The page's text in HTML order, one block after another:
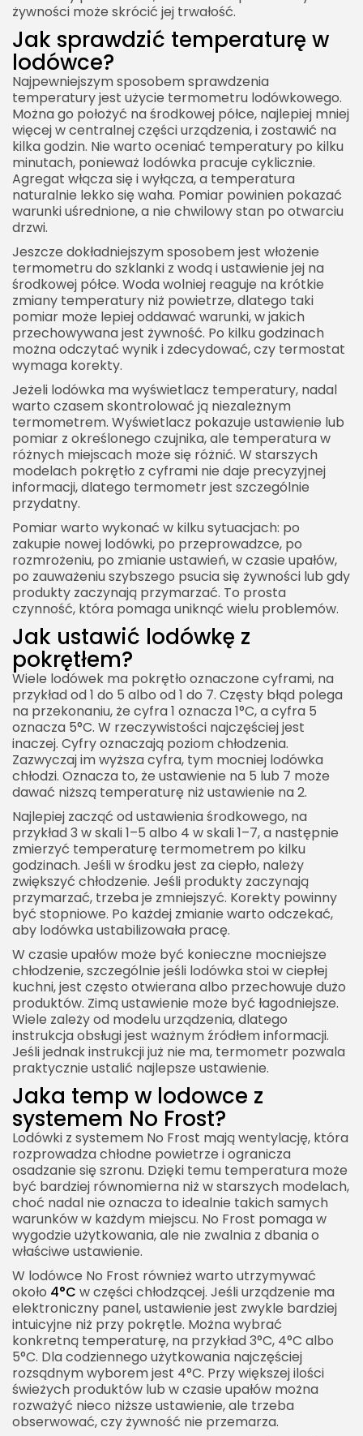
żywności może skrócić jej trwałość.
Jak sprawdzić temperaturę w
lodówce?
Najpewniejszym sposobem sprawdzenia
temperatury jest użycie termometru lodówkowego.
Można go położyć na środkowej półce, najlepiej mniej
więcej w centralnej części urządzenia, i zostawić na
kilka godzin. Nie warto oceniać temperatury po kilku
minutach, ponieważ lodówka pracuje cyklicznie.
Agregat włącza się i wyłącza, a temperatura
naturalnie lekko się waha. Pomiar powinien pokazać
warunki uśrednione, a nie chwilowy stan po otwarciu
drzwi.
Jeszcze dokładniejszym sposobem jest włożenie
termometru do szklanki z wodą i ustawienie jej na
środkowej półce. Woda wolniej reaguje na krótkie
zmiany temperatury niż powietrze, dlatego taki
pomiar może lepiej oddawać warunki, w jakich
przechowywana jest żywność. Po kilku godzinach
można odczytać wynik i zdecydować, czy termostat
wymaga korekty.
Jeżeli lodówka ma wyświetlacz temperatury, nadal
warto czasem skontrolować ją niezależnym
termometrem. Wyświetlacz pokazuje ustawienie lub
pomiar z określonego czujnika, ale temperatura w
różnych miejscach może się różnić. W starszych
modelach pokrętło z cyframi nie daje precyzyjnej
informacji, dlatego termometr jest szczególnie
przydatny.
Pomiar warto wykonać w kilku sytuacjach: po
zakupie nowej lodówki, po przeprowadzce, po
rozmrożeniu, po zmianie ustawień, w czasie upałów,
po zauważeniu szybszego psucia się żywności lub gdy
produkty zaczynają przymarzać. To prosta
czynność, która pomaga uniknąć wielu problemów.
Jak ustawić lodówkę z
pokrętłem?
Wiele lodówek ma pokrętło oznaczone cyframi, na
przykład od 1 do 5 albo od 1 do 7. Częsty błąd polega
na przekonaniu, że cyfra 1 oznacza 1°C, a cyfra 5
oznacza 5°C. W rzeczywistości najczęściej jest
inaczej. Cyfry oznaczają poziom chłodzenia.
Zazwyczaj im wyższa cyfra, tym mocniej lodówka
chłodzi. Oznacza to, że ustawienie na 5 lub 7 może
dawać niższą temperaturę niż ustawienie na 2.
Najlepiej zacząć od ustawienia środkowego, na
przykład 3 w skali 1–5 albo 4 w skali 1–7, a następnie
zmierzyć temperaturę termometrem po kilku
godzinach. Jeśli w środku jest za ciepło, należy
zwiększyć chłodzenie. Jeśli produkty zaczynają
przymarzać, trzeba je zmniejszyć. Korekty powinny
być stopniowe. Po każdej zmianie warto odczekać,
aby lodówka ustabilizowała pracę.
W czasie upałów może być konieczne mocniejsze
chłodzenie, szczególnie jeśli lodówka stoi w ciepłej
kuchni, jest często otwierana albo przechowuje dużo
produktów. Zimą ustawienie może być łagodniejsze.
Wiele zależy od modelu urządzenia, dlatego
instrukcja obsługi jest ważnym źródłem informacji.
Jeśli jednak instrukcji już nie ma, termometr pozwala
praktycznie ustalić najlepsze ustawienie.
Jaka temp w lodowce z
systemem No Frost?
Lodówki z systemem No Frost mają wentylację, która
rozprowadza chłodne powietrze i ogranicza
osadzanie się szronu. Dzięki temu temperatura może
być bardziej równomierna niż w starszych modelach,
choć nadal nie oznacza to idealnie takich samych
warunków w każdym miejscu. No Frost pomaga w
wygodzie użytkowania, ale nie zwalnia z dbania o
właściwe ustawienie.
W lodówce No Frost również warto utrzymywać
około 4°C w części chłodzącej. Jeśli urządzenie ma
elektroniczny panel, ustawienie jest zwykle bardziej
intuicyjne niż przy pokrętle. Można wybrać
konkretną temperaturę, na przykład 3°C, 4°C albo
5°C. Dla codziennego użytkowania najczęściej
rozsądnym wyborem jest 4°C. Przy większej ilości
świeżych produktów lub w czasie upałów można
rozważyć nieco niższe ustawienie, ale trzeba
obserwować, czy żywność nie przemarza.